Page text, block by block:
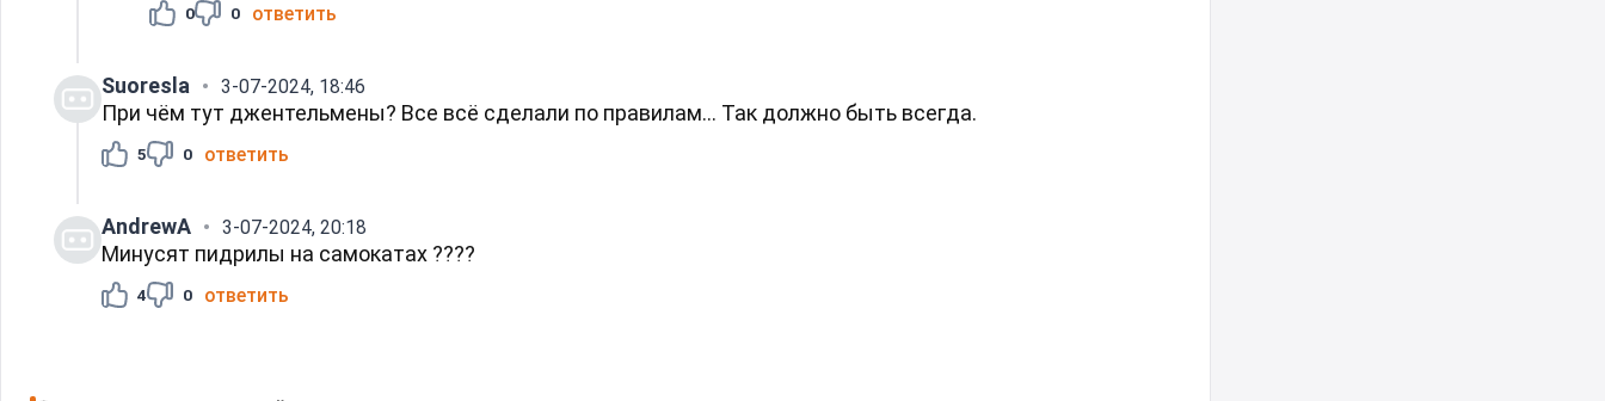
0 0 ответить
Suoresla 3-07-2024, 18:46
При чём тут джентельмены? Все всё сделали по правилам... Так должно быть всегда.
5 0 ответить
AndrewA 3-07-2024, 20:18
Минусят пидрилы на самокатах ????
4 0 ответить